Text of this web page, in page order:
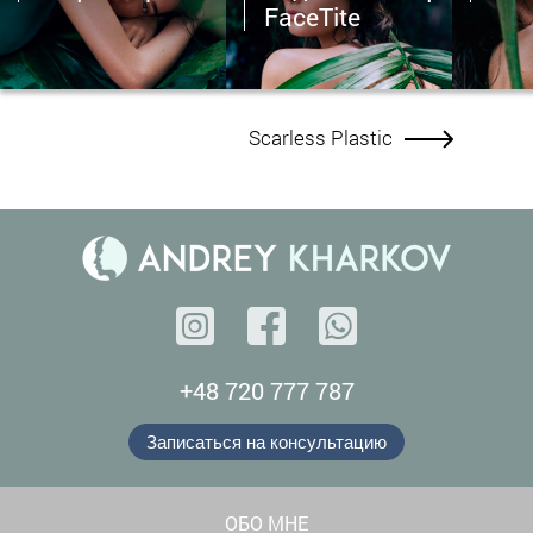
FaceTite
Scarless Plastic
+48 720 777 787
Записаться на консультацию
ОБО МНЕ